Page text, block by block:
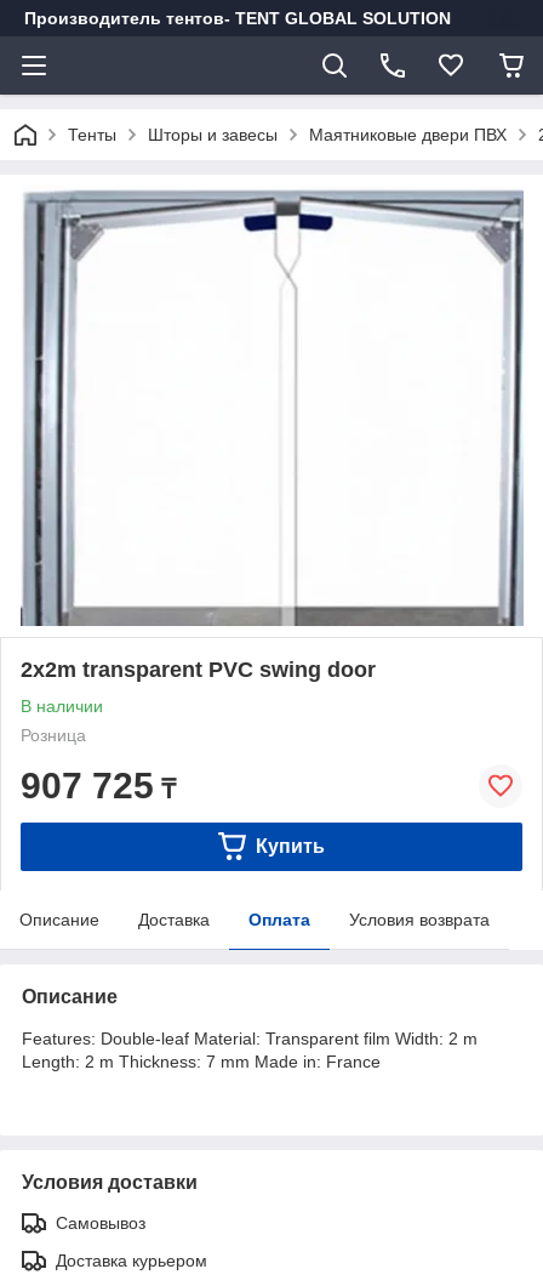
Производитель тентов- TENT GLOBAL SOLUTION
Тенты Шторы и завесы Маятниковые двери ПВХ
2x2m transparent PVC swing door
В наличии
Розница
907 725 ₸
Купить
Описание Доставка Оплата Условия возврата
Описание
Features: Double-leaf Material: Transparent film Width: 2 m
Length: 2 m Thickness: 7 mm Made in: France
Условия доставки
Самовывоз
Доставка курьером